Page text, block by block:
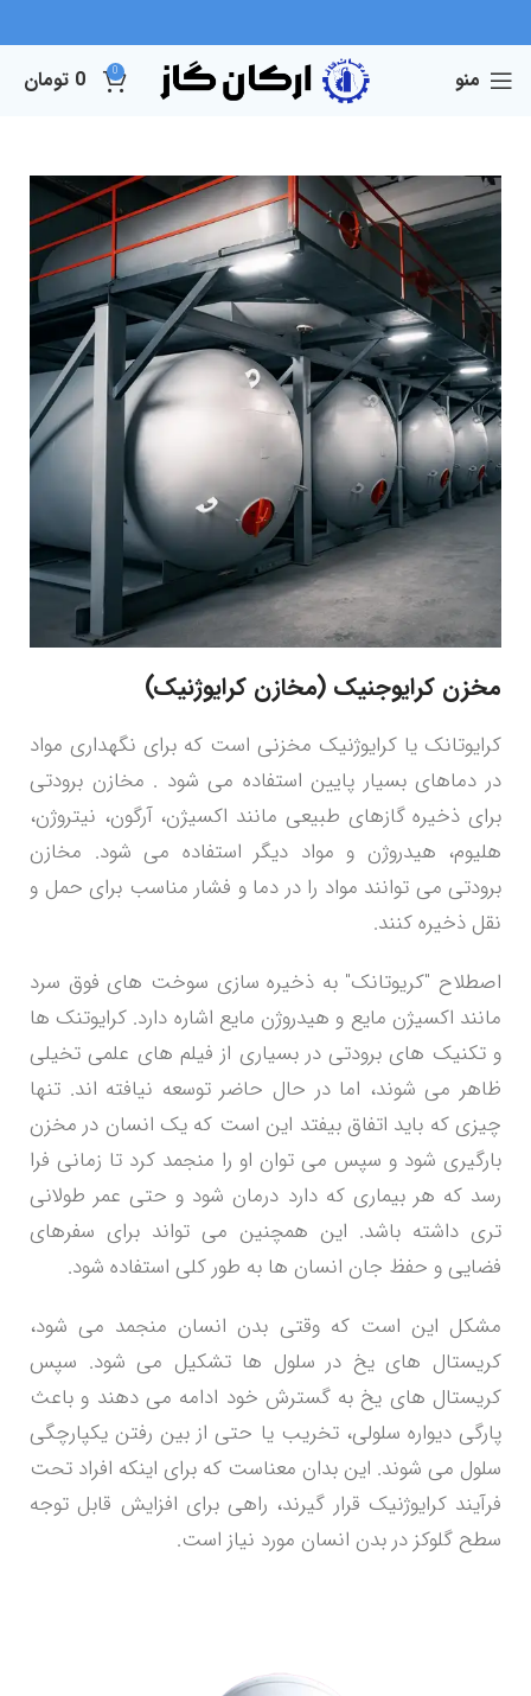
منو 0
0 تومان
مخزن کرایوجنیک (مخازن کرایوژنیک)
کرایوتانک یا کرایوژنیک مخزنی است که برای نگهداری مواد
در دماهای بسیار پایین استفاده می شود . مخازن برودتی
برای ذخیره گازهای طبیعی مانند اکسیژن، آرگون، نیتروژن،
هلیوم، هیدروژن و مواد دیگر استفاده می شود. مخازن
برودتی می توانند مواد را در دما و فشار مناسب برای حمل و
نقل ذخیره کنند.
اصطلاح "کریوتانک" به ذخیره سازی سوخت های فوق سرد
مانند اکسیژن مایع و هیدروژن مایع اشاره دارد. کرایوتنک ها
و تکنیک های برودتی در بسیاری از فیلم های علمی تخیلی
ظاهر می شوند، اما در حال حاضر توسعه نیافته اند. تنها
چیزی که باید اتفاق بیفتد این است که یک انسان در مخزن
بارگیری شود و سپس می توان او را منجمد کرد تا زمانی فرا
رسد که هر بیماری که دارد درمان شود و حتی عمر طولانی
تری داشته باشد. این همچنین می تواند برای سفرهای
فضایی و حفظ جان انسان ها به طور کلی استفاده شود.
مشکل این است که وقتی بدن انسان منجمد می شود،
کریستال های یخ در سلول ها تشکیل می شود. سپس
کریستال های یخ به گسترش خود ادامه می دهند و باعث
پارگی دیواره سلولی، تخریب یا حتی از بین رفتن یکپارچگی
سلول می شوند. این بدان معناست که برای اینکه افراد تحت
فرآیند کرایوژنیک قرار گیرند، راهی برای افزایش قابل توجه
سطح گلوکز در بدن انسان مورد نیاز است.